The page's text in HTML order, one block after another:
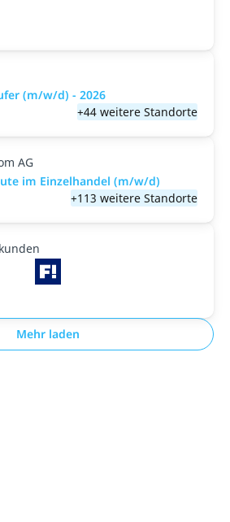
(m/w/d) - 2026
+44 weitere Standorte
AG
im Einzelhandel (m/w/d)
+113 weitere Standorte
Mehr laden